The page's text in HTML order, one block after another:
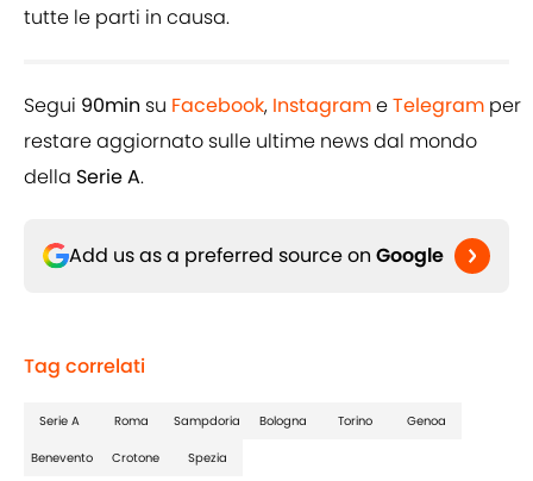
tutte le parti in causa.
Segui 90min su Facebook, InstagrameTelegram per
restare aggiornato sulle ultime news dal mondo
della Serie A.
Add us as a preferred source on Google
Tag correlati
Serie A Roma Sampdoria Bologna Torino Genoa
Benevento Crotone Spezia